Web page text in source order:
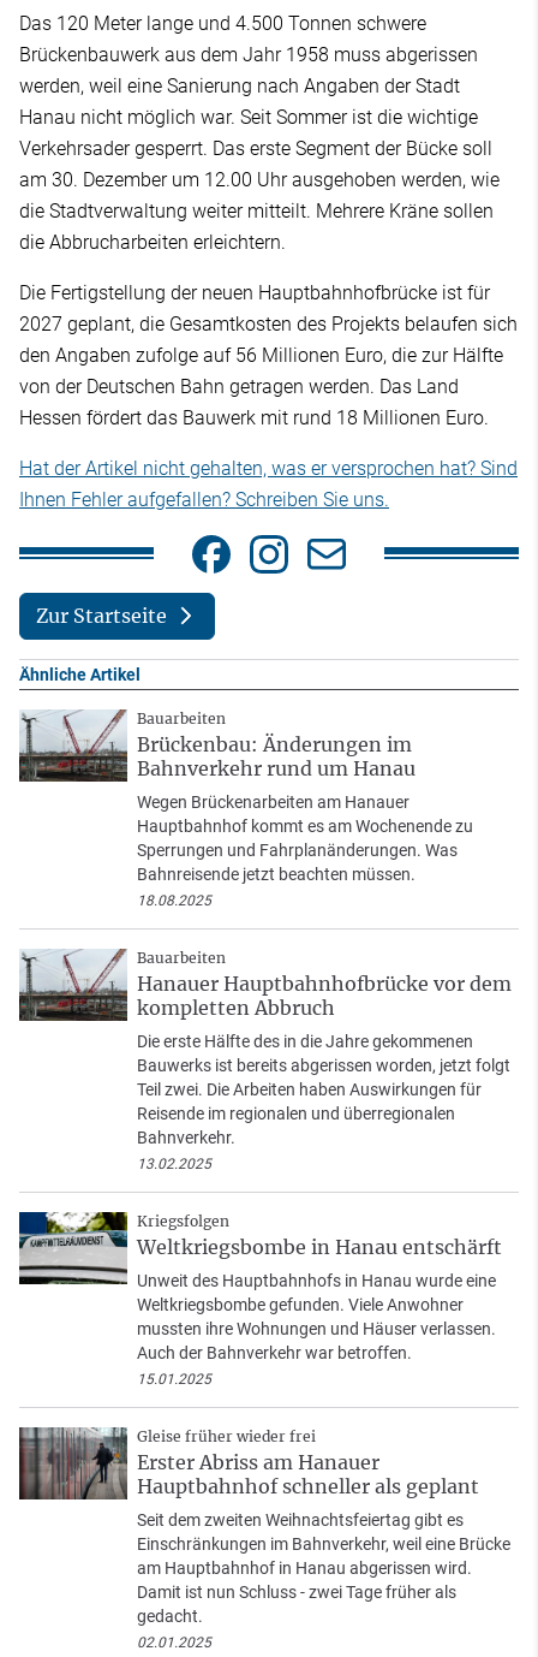
Das 120 Meter lange und 4.500 Tonnen schwere
Brückenbauwerk aus dem Jahr 1958 muss abgerissen
werden, weil eine Sanierung nach Angaben der Stadt
Hanau nicht möglich war. Seit Sommer ist die wichtige
Verkehrsader gesperrt. Das erste Segment der Bücke soll
am 30. Dezember um 12.00 Uhr ausgehoben werden, wie
die Stadtverwaltung weiter mitteilt. Mehrere Kräne sollen
die Abbrucharbeiten erleichtern.
Die Fertigstellung der neuen Hauptbahnhofbrücke ist für
2027 geplant, die Gesamtkosten des Projekts belaufen sich
den Angaben zufolge auf 56 Millionen Euro, die zur Hälfte
von der Deutschen Bahn getragen werden. Das Land
Hessen fördert das Bauwerk mit rund 18 Millionen Euro.
Hat der Artikel nicht gehalten, was er versprochen hat? Sind
Ihnen Fehler aufgefallen? Schreiben Sie uns.
Zur Startseite
Ähnliche Artikel
Bauarbeiten
Brückenbau: Änderungen im
Bahnverkehr rund um Hanau
Wegen Brückenarbeiten am Hanauer
Hauptbahnhof kommt es am Wochenende zu
Sperrungen und Fahrplanänderungen. Was
Bahnreisende jetzt beachten müssen.
18.08.2025
Bauarbeiten
Hanauer Hauptbahnhofbrücke vor dem
kompletten Abbruch
Die erste Hälfte des in die Jahre gekommenen
Bauwerks ist bereits abgerissen worden, jetzt folgt
Teil zwei. Die Arbeiten haben Auswirkungen für
Reisende im regionalen und überregionalen
Bahnverkehr.
13.02.2025
Kriegsfolgen
Weltkriegsbombe in Hanau entschärft
Unweit des Hauptbahnhofs in Hanau wurde eine
Weltkriegsbombe gefunden. Viele Anwohner
mussten ihre Wohnungen und Häuser verlassen.
Auch der Bahnverkehr war betroffen.
15.01.2025
Gleise früher wieder frei
Erster Abriss am Hanauer
Hauptbahnhof schneller als geplant
Seit dem zweiten Weihnachtsfeiertag gibt es
Einschränkungen im Bahnverkehr, weil eine Brücke
am Hauptbahnhof in Hanau abgerissen wird.
Damit ist nun Schluss - zwei Tage früher als
gedacht.
02.01.2025